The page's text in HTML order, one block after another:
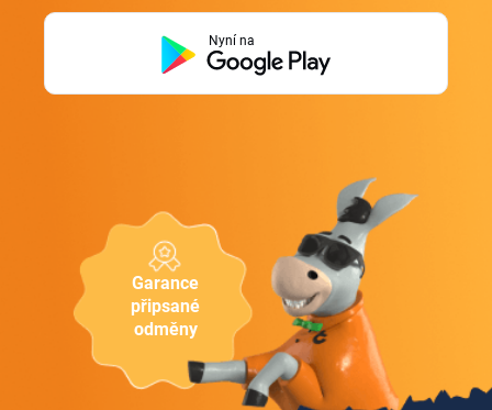
Garance
připsané
odměny
Nyní na